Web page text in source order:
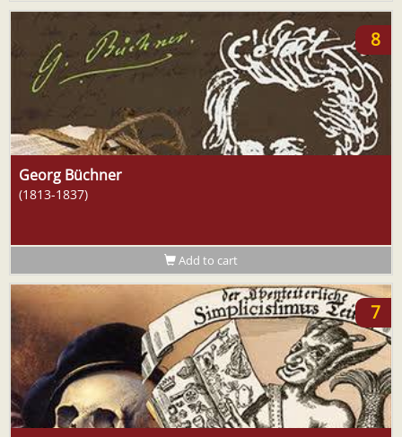
8
Georg Büchner
(1813-1837)
Add to cart
7